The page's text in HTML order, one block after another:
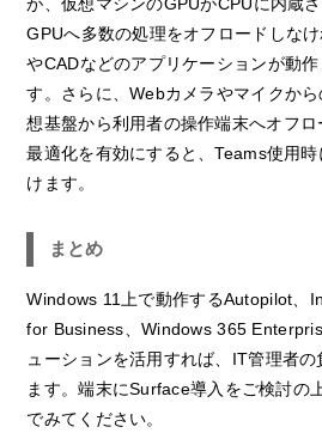
が、仮想マシンのGPUがCPUに内蔵
GPUへ多数の処理をオフロードしな
やCADなどのアプリケーションが動
す。さらに、Webカメラやマイクか
想基盤から利用者の操作端末へオフ
最適化を有効にすると、Teams使用
けます。
まとめ
Windows 11上で動作するAutopilot、
for Business、Windows 365
ューションを活用すれば、IT管理者の
ます。端末にSurface導入をご検討の
でみてください。